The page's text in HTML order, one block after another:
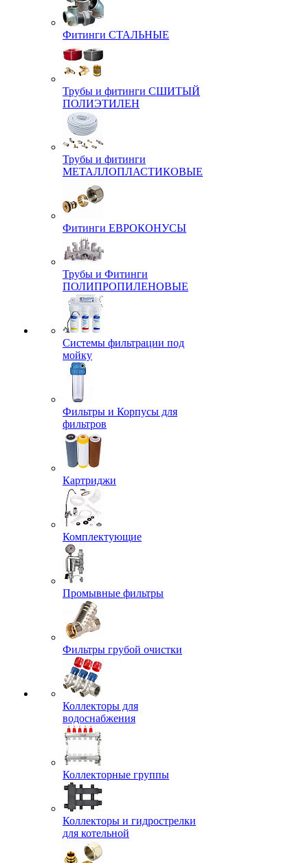
Фитинги СТАЛЬНЫЕ
Трубы и фитинги СШИТЫЙ
ПОЛИЭТИЛЕН
Трубы и фитинги
МЕТАЛЛОПЛАСТИКОВЫЕ
Фитинги ЕВРОКОНУСЫ
Трубы и Фитинги
ПОЛИПРОПИЛЕНОВЫЕ
Системы фильтрации под
мойку
Фильтры и Корпусы для
фильтров
Картриджи
Комплектующие
Промывные фильтры
Фильтры грубой очистки
Коллекторы для
водоснабжения
Коллекторные группы
Коллекторы и гидрострелки
для котельной